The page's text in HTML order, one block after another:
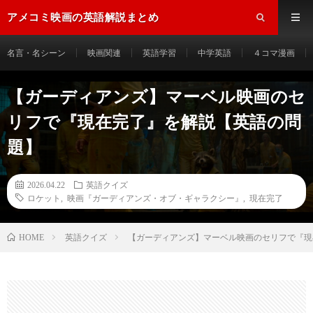
アメコミ映画の英語解説まとめ
名言・名シーン 映画関連 英語学習 中学英語 ４コマ漫画
【ガーディアンズ】マーベル映画のセ
リフで『現在完了』を解説【英語の問
題】
2026.04.22
英語クイズ
ロケット
映画『ガーディアンズ・オブ・ギャラクシー』 現在完了
HOME 英語クイズ 【ガーディアンズ】マーベル映画のセリフで『